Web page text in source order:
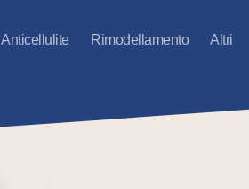
Anticellulite Rimodellamento Altri